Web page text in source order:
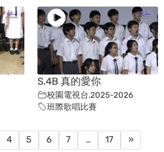
S.4B 真的愛你
校園電視台,2025-2026
班際歌唱比賽
4 5 6 7 … 17 »